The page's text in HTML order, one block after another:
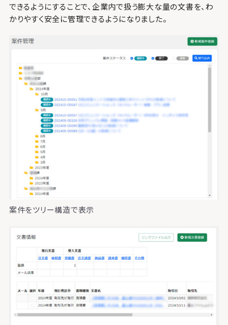
できるようにすることで、企業内で扱う膨大な量の文書を、わ
かりやすく安全に管理できるようになりました。
案件をツリー構造で表示